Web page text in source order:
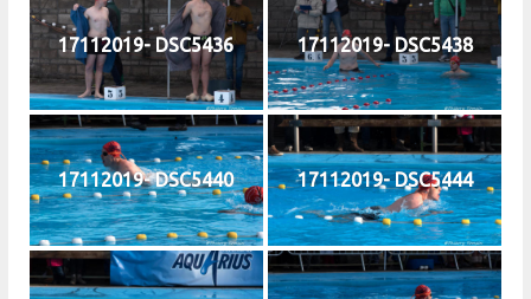
17112019- DSC5436 17112019- DSC5438
17112019- DSC5440 17112019- DSC5444